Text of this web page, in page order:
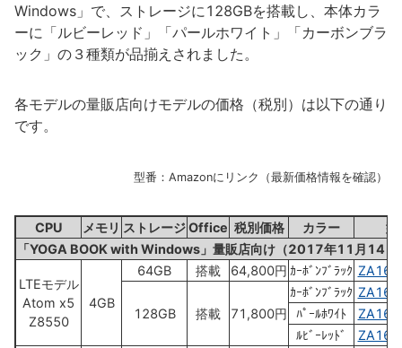
Windows」で、ストレージに128GBを搭載し、本体カラ
ーに「ルビーレッド」「パールホワイト」「カーボンブラ
ック」の３種類が品揃えされました。
各モデルの量販店向けモデルの価格（税別）は以下の通り
です。
型番：Amazonにリンク（最新価格情報を確認）
CPU メモリ ストレージOffice 税別価格 カラー
型
「YOGA BOOK with Windows」量販店向け（2017年11月14日
LTEモデル
Atom x5
Z8550
4GB
64GB 搭載 64,800円 ｶｰﾎﾞﾝﾌﾞﾗｯｸ
128GB 搭載 71,800円
ｶｰﾎﾞﾝﾌﾞﾗｯｸ
ﾊﾟｰﾙﾎﾜｲﾄ
ﾙﾋﾞｰﾚｯﾄﾞ